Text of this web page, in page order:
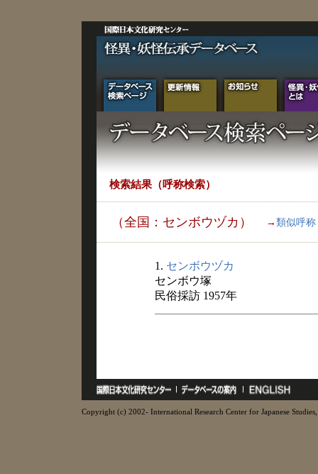
検索結果（呼称検索）
（全国：センボウヅカ） → 類似呼称
1. センボウヅカ
センボウ塚
民俗採訪 1957年
Copyright (c) 2002- International Research Center for Japanese